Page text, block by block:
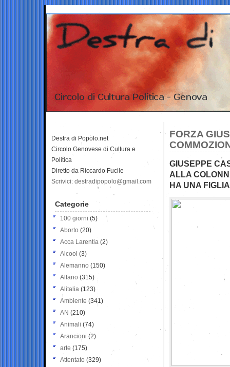
FORZA
GIUSEPPE
ALLA
HA UNA
Destra di Popolo.net
Circolo Genovese di Cultura e
Politica
Diretto da Riccardo Fucile
Scrivici: destradipopolo@gmail.com
Categorie
100 giorni (5)
Aborto (20)
Acca Larentia (2)
Alcool (3)
Alemanno (150)
Alfano (315)
Alitalia (123)
Ambiente (341)
AN (210)
Animali (74)
Arancioni (2)
arte (175)
Attentato (329)